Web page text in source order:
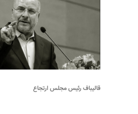
قالیباف رئیس مجلس ارتجاع